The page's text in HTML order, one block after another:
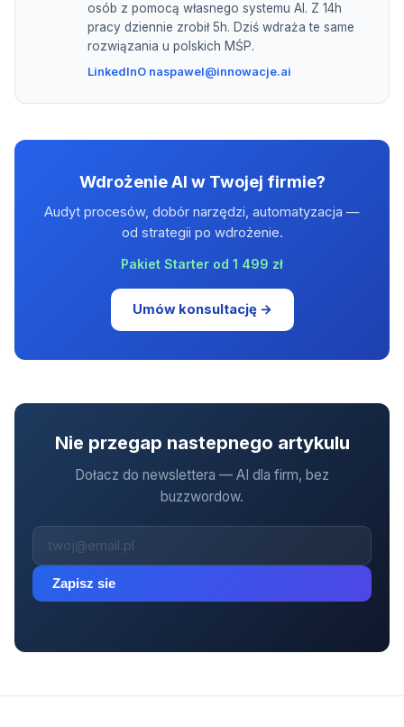
osób z pomocą własnego systemu AI. Z 14h
pracy dziennie zrobił 5h. Dziś wdraża te same
rozwiązania u polskich MŚP.
LinkedInO naspawel@innowacje.ai
Wdrożenie AI w Twojej firmie?
Audyt procesów, dobór narzędzi, automatyzacja —
od strategii po wdrożenie.
Pakiet Starter od 1 499 zł
Umów konsultację →
Nie przegap nastepnego artykulu
Dołacz do newslettera — AI dla firm, bez
buzzwordow.
Zapisz sie